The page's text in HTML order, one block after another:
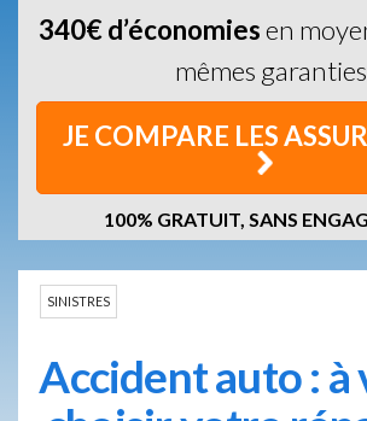
340€ d’économiesen
mêmes garanties
JE COMPARE LES
100% GRATUIT, SANS
SINISTRES
Accident auto : à